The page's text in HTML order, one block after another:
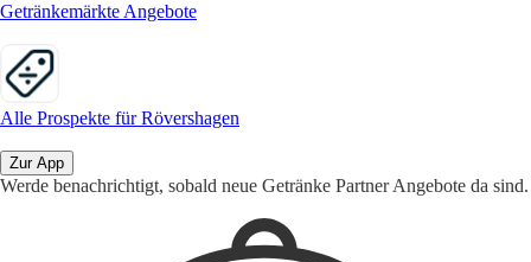
Getränkemärkte Angebote
Alle Prospekte für Rövershagen
Zur App
Werde benachrichtigt, sobald neue Getränke Partner Angebote da sind.